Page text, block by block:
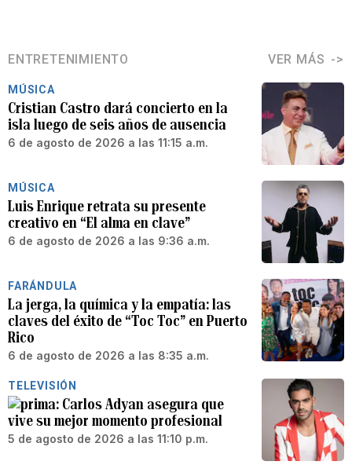
ENTRETENIMIENTO VER MÁS
MÚSICA
Cristian Castro dará concierto en la
isla luego de seis años de ausencia
6 de agosto de 2026 a las 11:15 a.m.
MÚSICA
Luis Enrique retrata su presente
creativo en “El alma en clave”
6 de agosto de 2026 a las 9:36 a.m.
FARÁNDULA
La jerga, la química y la empatía: las
claves del éxito de “Toc Toc” en Puerto
Rico
6 de agosto de 2026 a las 8:35 a.m.
TELEVISIÓN
Carlos Adyan asegura que
vive su mejor momento profesional
5 de agosto de 2026 a las 11:10 p.m.